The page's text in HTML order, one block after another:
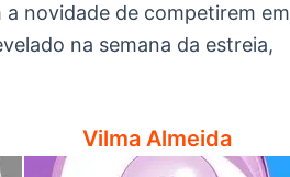
novidade de competirem em
na semana da estreia,
Vilma Almeida